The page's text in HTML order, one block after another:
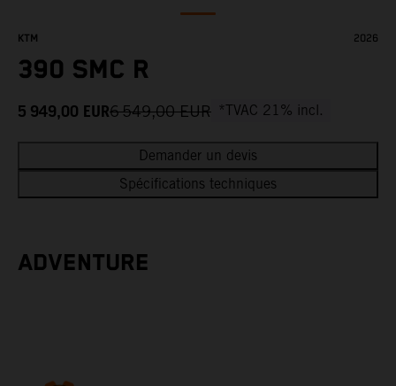
KTM 2026
390 SMC R
5 949,00 EUR6 549,00 EUR *TVAC 21% incl.
Demander un devis
Spécifications techniques
ADVENTURE